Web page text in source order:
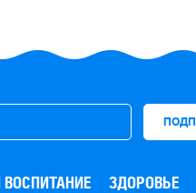
ВОСПИТАНИЕ ЗДОРОВЬЕ